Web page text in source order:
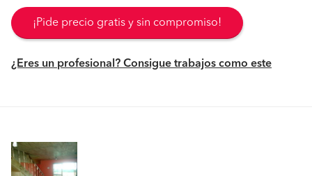
¡Pide precio gratis y sin compromiso!
¿Eres un profesional? Consigue trabajos como este